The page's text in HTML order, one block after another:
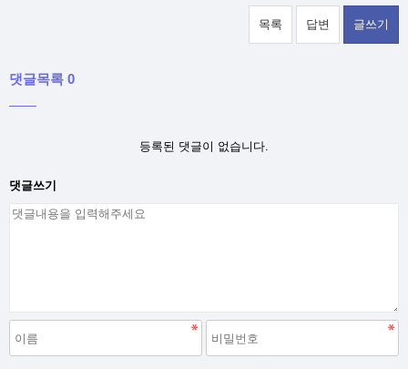
목록 답변 글쓰기
댓글목록 0
등록된 댓글이 없습니다.
댓글쓰기